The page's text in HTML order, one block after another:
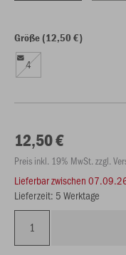
Größe (12,50 €)
4
12,50 €
Preis inkl. 19% MwSt. zzgl.
Lieferbar zwischen
Lieferzeit: 5 Werktage